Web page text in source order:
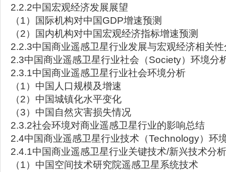
2.2.2中国宏观经济发展展望
（1）国际机构对中国GDP增速预测
（2）国内机构对中国宏观经济指标增速预测
2.2.3中国商业遥感卫星行业发展与宏观经济相关
2.3中国商业遥感卫星行业社会（Society）环境分
2.3.1中国商业遥感卫星行业社会环境分析
（1）中国人口规模及增速
（2）中国城镇化水平变化
（3）中国自然灾害损失情况
2.3.2社会环境对商业遥感卫星行业的影响总结
2.4中国商业遥感卫星行业技术（Technology）环
2.4.1中国商业遥感卫星行业关键技术/新兴技术分析
（1）中国空间技术研究院遥感卫星系统技术